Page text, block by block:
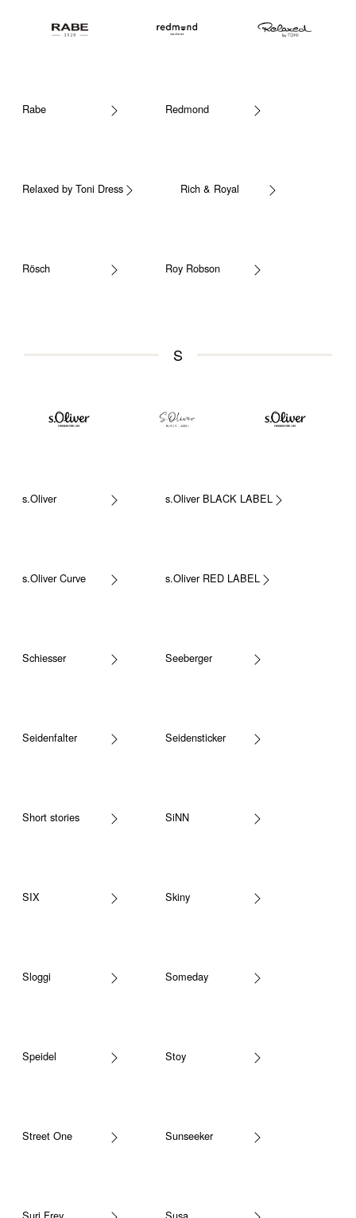
Rabe Redmond
Relaxed by Toni Dress Rich & Royal
Rösch Roy Robson
S
s.Oliver s.Oliver BLACK LABEL
s.Oliver Curve s.Oliver RED LABEL
Schiesser Seeberger
Seidenfalter Seidensticker
Short stories SiNN
SIX Skiny
Sloggi Someday
Speidel Stoy
Street One Sunseeker